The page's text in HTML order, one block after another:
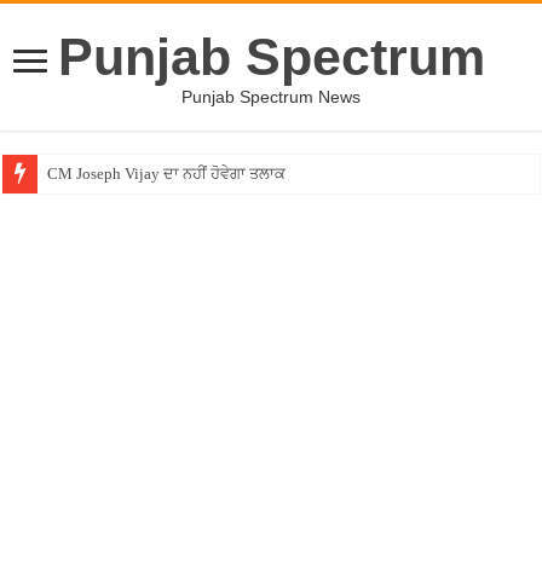
Punjab Spectrum
Punjab Spectrum News
CM Joseph Vijay ਦਾ ਨਹੀਂ ਹੋਵੇਗਾ ਤਲਾਕ